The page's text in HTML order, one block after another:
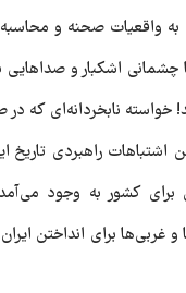
به واقعیات صحنه و
چشمانی اشکبار و صداهایی
خواسته نابخردانه‌ای که
اشتباهات راهبردی
برای کشور به وجود
غربی‌ها برای انداختن